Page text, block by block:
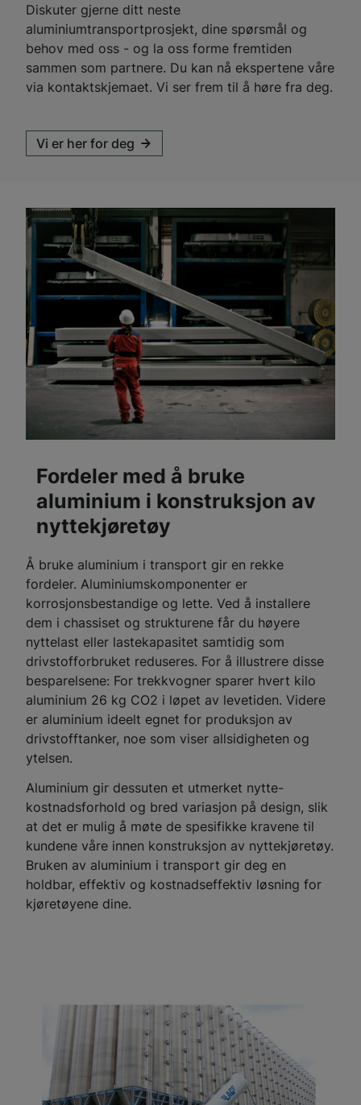
Diskuter gjerne ditt neste
aluminiumtransportprosjekt, dine spørsmål og
behov med oss - og la oss forme fremtiden
sammen som partnere. Du kan nå ekspertene våre
via kontaktskjemaet. Vi ser frem til å høre fra deg.
Vi er her for deg
Fordeler med å bruke
aluminium i konstruksjon av
nyttekjøretøy
Å bruke aluminium i transport gir en rekke
fordeler. Aluminiumskomponenter er
korrosjonsbestandige og lette. Ved å installere
dem i chassiset og strukturene får du høyere
nyttelast eller lastekapasitet samtidig som
drivstofforbruket reduseres. For å illustrere disse
besparelsene: For trekkvogner sparer hvert kilo
aluminium 26 kg CO2 i løpet av levetiden. Videre
er aluminium ideelt egnet for produksjon av
drivstofftanker, noe som viser allsidigheten og
ytelsen.
Aluminium gir dessuten et utmerket nytte-
kostnadsforhold og bred variasjon på design, slik
at det er mulig å møte de spesifikke kravene til
kundene våre innen konstruksjon av nyttekjøretøy.
Bruken av aluminium i transport gir deg en
holdbar, effektiv og kostnadseffektiv løsning for
kjøretøyene dine.